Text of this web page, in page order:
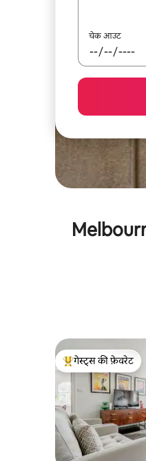
चेक आउट
गेस्ट्स का टॉप फ़ेवरेट
गेस्ट्स की फ़ेवरेट